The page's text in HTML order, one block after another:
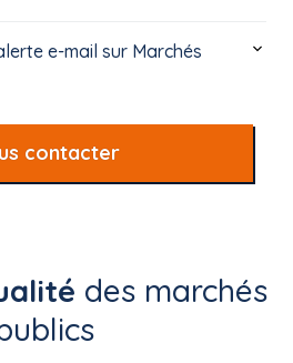
e-mail sur Marchés
contacter
des marchés